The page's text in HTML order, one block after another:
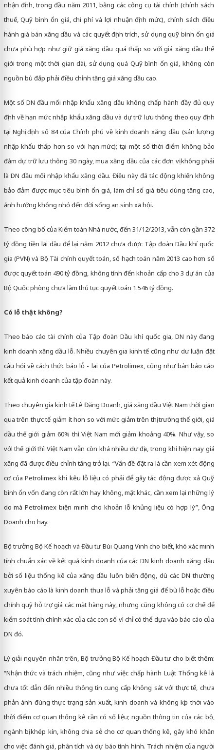
nhận định, trong đầu năm 2011, bằng các công cụ tài chính (chính sách
thuế, Quỹ bình ổn giá, chi phí và lợi nhuận định mức), chính sách điều
hành giá bán xăng dầu và các quyết định trích, sử dụng quỹ bình ổn giá
chưa phù hợp như giữ giá xăng dầu quá thấp so với giá xăng dầu thế
giới trong một thời gian dài, sử dụng quá Quỹ bình ổn giá, không còn
nguồn bù đắp phải điều chỉnh tăng giá xăng dầu cao.
Một số DN đầu mối nhập khẩu xăng dầu không chấp hành đầy đủ quy
định về hạn mức nhập khẩu xăng dầu và dự trữ lưu thông theo quy định
tại Nghị định số 84 của Chính phủ về kinh doanh xăng dầu (sản lượng
nhập khẩu thấp hơn so với hạn mức); tại một số thời điểm không bảo
đảm dự trữ lưu thông 30 ngày, mua xăng dầu của các đơn vị không phải
là DN đầu mối nhập khẩu xăng dầu. Điều này đã tác động khiến không
bảo đảm được mục tiêu bình ổn giá, làm chỉ số giá tiêu dùng tăng cao,
ảnh hưởng không nhỏ đến đời sống an sinh xã hội.
Theo công bố của Kiểm toán Nhà nước, đến 31/12/2013, vẫn còn gần 372
tỷ đồng tiền lãi dầu để lại năm 2012 chưa được Tập đoàn Dầu khí quốc
gia (PVN) và Bộ Tài chính quyết toán, số hạch toán năm 2013 cao hơn số
được quyết toán 490 tỷ đồng, không tính đến khoản cấp cho 3 dự án của
Bộ Quốc phòng chưa làm thủ tục quyết toán 1.546 tỷ đồng.
Có lỗ thật không?
Theo báo cáo tài chính của Tập đoàn Dầu khí quốc gia, DN này đang
kinh doanh xăng dầu lỗ. Nhiều chuyên gia kinh tế cũng như dư luận đặt
câu hỏi về cách thức báo lỗ - lãi của Petrolimex, cũng như bản báo cáo
kết quả kinh doanh của tập đoàn này.
Theo chuyên gia kinh tế Lê Đăng Doanh, giá xăng dầu Việt Nam thời gian
qua trên thực tế giảm ít hơn so với mức giảm trên thị trường thế giới, giá
dầu thế giới giảm 60% thì Việt Nam mới giảm khoảng 40%. Như vậy, so
với thế giới thì Việt Nam vẫn còn khá nhiều dư địa, trong khi hiện nay giá
xăng đã được điều chỉnh tăng trở lại. “Vấn đề đặt ra là cần xem xét động
cơ của Petrolimex khi kêu lỗ liệu có phải để gây tác động được xả Quỹ
bình ổn vốn đang còn rất lớn hay không, mặt khác, cần xem lại những lý
do mà Petrolimex biện minh cho khoản lỗ khủng liệu có hợp lý”, Ông
Doanh cho hay.
Bộ trưởng Bộ Kế hoạch và Đầu tư Bùi Quang Vinh cho biết, khó xác minh
tính chuẩn xác về kết quả kinh doanh của các DN kinh doanh xăng dầu
bởi số liệu thống kê của xăng dầu luôn biến động, dù các DN thường
xuyên báo cáo là kinh doanh thua lỗ và phải tăng giá để bù lỗ hoặc điều
chỉnh quỹ hỗ trợ giá các mặt hàng này, nhưng cũng không có cơ chế để
kiểm soát tính chính xác của các con số vì chỉ có thể dựa vào báo cáo của
DN đó.
Lý giải nguyên nhân trên, Bộ trưởng Bộ Kế hoạch Đầu tư cho biết thêm:
“Nhận thức và trách nhiệm, cũng như việc chấp hành Luật Thống kê là
chưa tốt dẫn đến nhiều thông tin cung cấp không sát với thực tế, chưa
phản ánh đúng thực trạng sản xuất, kinh doanh và không kịp thời vào
thời điểm cơ quan thống kê cần có số liệu; nguồn thông tin của các bộ,
ngành bị khép kín, không chia sẻ cho cơ quan thống kê, gây khó khăn
cho việc đánh giá, phân tích và dự báo tình hình. Trách nhiệm của người